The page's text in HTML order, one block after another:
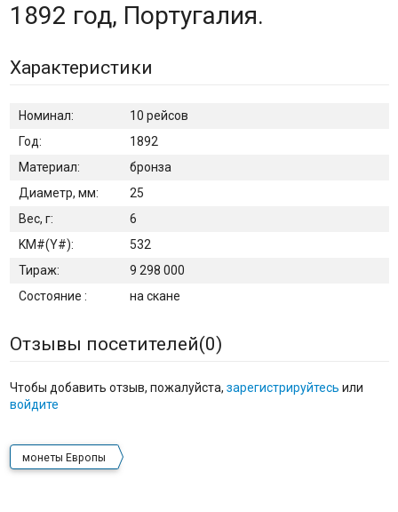
1892 год, Португалия.
Характеристики
Номинал:
10 рейсов
Год:
1892
Материал:
бронза
Диаметр, мм:
25
Вес, г:
6
KM#(Y#):
532
Тираж:
9 298 000
Состояние :
на скане
Отзывы посетителей(0)
Чтобы добавить отзыв, пожалуйста, зарегистрируйтесь или
войдите
монеты Европы